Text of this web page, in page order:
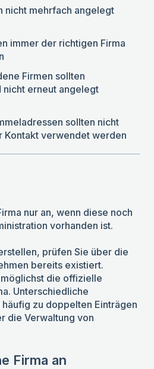
nicht mehrfach angelegt
immer der richtigen Firma
Firmen sollten
nicht erneut angelegt
sollten nicht
Kontakt verwendet werden
nur an, wenn diese noch
vorhanden ist.
prüfen Sie über die
bereits existiert.
die offizielle
Unterschiedliche
zu doppelten Einträgen
die Verwaltung von
Firma an